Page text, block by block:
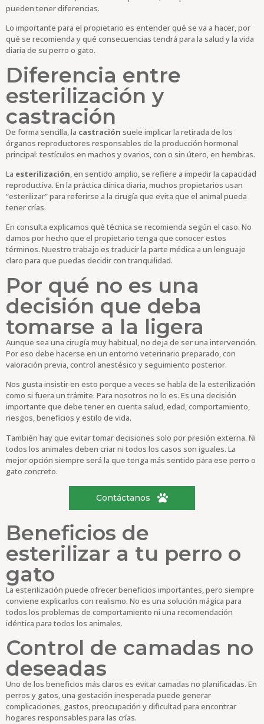
pueden tener diferencias.
Lo importante para el propietario es entender qué se va a hacer, por
qué se recomienda y qué consecuencias tendrá para la salud y la vida
diaria de su perro o gato.
Diferencia entre
esterilización y
castración
De forma sencilla, la castración suele implicar la retirada de los
órganos reproductores responsables de la producción hormonal
principal: testículos en machos y ovarios, con o sin útero, en hembras.
La esterilización, en sentido amplio, se refiere a impedir la capacidad
reproductiva. En la práctica clínica diaria, muchos propietarios usan
“esterilizar” para referirse a la cirugía que evita que el animal pueda
tener crías.
En consulta explicamos qué técnica se recomienda según el caso. No
damos por hecho que el propietario tenga que conocer estos
términos. Nuestro trabajo es traducir la parte médica a un lenguaje
claro para que puedas decidir con tranquilidad.
Por qué no es una
decisión que deba
tomarse a la ligera
Aunque sea una cirugía muy habitual, no deja de ser una intervención.
Por eso debe hacerse en un entorno veterinario preparado, con
valoración previa, control anestésico y seguimiento posterior.
Nos gusta insistir en esto porque a veces se habla de la esterilización
como si fuera un trámite. Para nosotros no lo es. Es una decisión
importante que debe tener en cuenta salud, edad, comportamiento,
riesgos, beneficios y estilo de vida.
También hay que evitar tomar decisiones solo por presión externa. Ni
todos los animales deben criar ni todos los casos son iguales. La
mejor opción siempre será la que tenga más sentido para ese perro o
gato concreto.
Contáctanos
Beneficios de
esterilizar a tu perro o
gato
La esterilización puede ofrecer beneficios importantes, pero siempre
conviene explicarlos con realismo. No es una solución mágica para
todos los problemas de comportamiento ni una recomendación
idéntica para todos los animales.
Control de camadas no
deseadas
Uno de los beneficios más claros es evitar camadas no planificadas. En
perros y gatos, una gestación inesperada puede generar
complicaciones, gastos, preocupación y dificultad para encontrar
hogares responsables para las crías.